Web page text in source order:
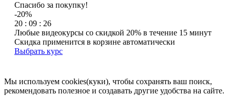
Спасибо за покупку!
-20%
20 : 09 : 26
Любые видеокурсы со скидкой 20% в течение 15 минут
Скидка применится в корзине автоматически
Выбрать курс
Мы используем cookies(куки), чтобы сохранять ваш поиск,
рекомендовать полезное и создавать другие удобства на сайте.